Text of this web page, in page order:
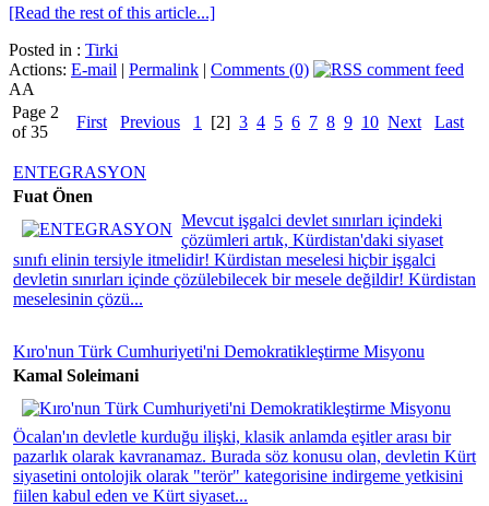
[Read the rest of this article...]
Posted in : Tirki
Actions: E-mail | Permalink | Comments (0)
AA
Page 2
of 35
First Previous 1 [2] 3 4 5 6 7 8 9 10 Next Last
ENTEGRASYON
Fuat Önen
Mevcut işgalci devlet sınırları içindeki
çözümleri artık, Kürdistan'daki siyaset
sınıfı elinin tersiyle itmelidir! Kürdistan meselesi hiçbir işgalci
devletin sınırları içinde çözülebilecek bir mesele değildir! Kürdistan
meselesinin çözü...
Kıro'nun Türk Cumhuriyeti'ni Demokratikleştirme Misyonu
Kamal Soleimani
Öcalan'ın devletle kurduğu ilişki, klasik anlamda eşitler arası bir
pazarlık olarak kavranamaz. Burada söz konusu olan, devletin Kürt
siyasetini ontolojik olarak "terör" kategorisine indirgeme yetkisini
fiilen kabul eden ve Kürt siyaset...